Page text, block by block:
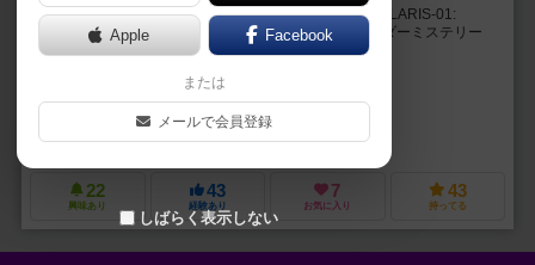
ストーリーゲームレーベル『ポラリス』の第一弾、POLARIS-01:
REDLINE 人間社会に隠れ住む吸血鬼たちの物語 マーダーミステリー
を踏襲し、GM不要、５人で作る...
ROKUSHI SUZUKI
KENTARO HAYASHI
22
興味あり
43
経験あり
7
お気に入り
43
持ってる
Apple Facebook
または
メールで会員登録
しばらく表示しない